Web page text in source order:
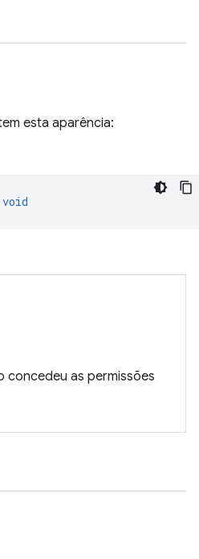
esta aparência:
void
concedeu as permissões